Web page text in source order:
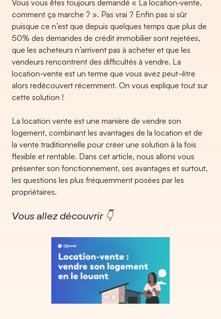
Vous vous êtes toujours demandé « La location-vente,
comment ça marche ? ». Pas vrai ? Enfin pas si sûr
puisque ce n’est que depuis quelques temps que plus de
50% des demandes de crédit immobilier sont rejetées,
que les acheteurs n’arrivent pas à acheter et que les
vendeurs rencontrent des difficultés à vendre. La
location-vente est un terme que vous avez peut-être
alors redécouvert récemment. On vous explique tout sur
cette solution !
La location vente est une manière de vendre son
logement, combinant les avantages de la location et de
la vente traditionnelle pour créer une solution à la fois
flexible et rentable. Dans cet article, nous allons vous
présenter son fonctionnement, ses avantages et surtout,
les questions les plus fréquemment posées par les
propriétaires.
Vous allez découvrir 👇